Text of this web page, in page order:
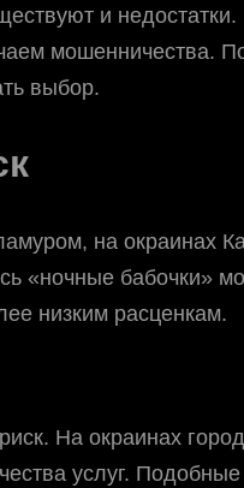
и
мошенничества.
выбор.
на окраинах
«ночные бабочки»
низким расценкам.
На окраинах
услуг.